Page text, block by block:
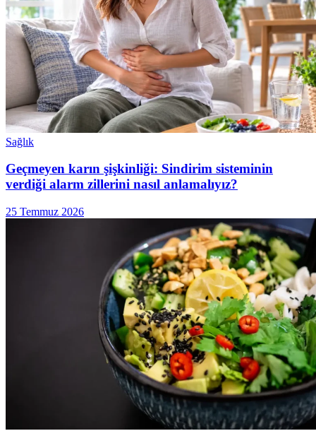
Sağlık
Geçmeyen karın şişkinliği: Sindirim sisteminin
verdiği alarm zillerini nasıl anlamalıyız?
25 Temmuz 2026